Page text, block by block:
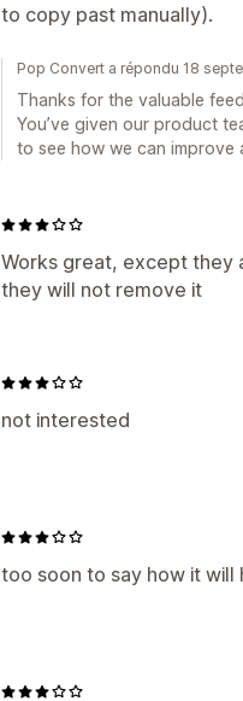
to copy past manually).
Pop Convert a répondu 18
Thanks for the valuable
You’ve given our product
to see how we can
Works great, except they
they will not remove it
not interested
too soon to say how it will